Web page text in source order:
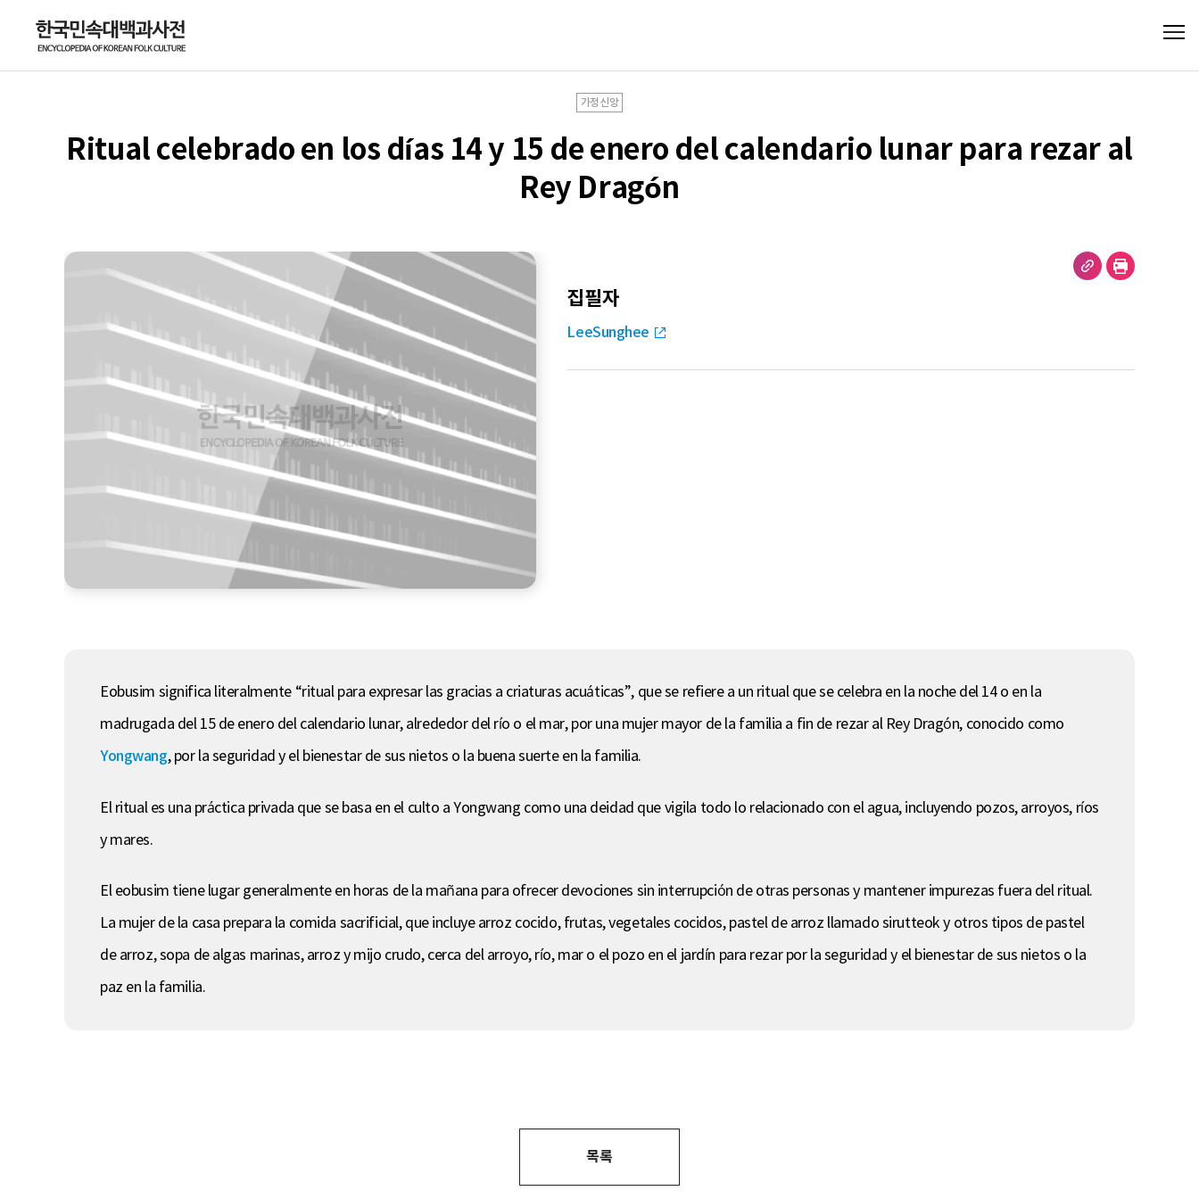
가정신앙
Ritual celebrado en los días 14 y 15 de enero del calendario lunar para rezar al
Rey Dragón
집필자
LeeSunghee
Eobusim significa literalmente “ritual para expresar las gracias a criaturas acuáticas”, que se refiere a un ritual que se celebra en la noche del 14 o en la
madrugada del 15 de enero del calendario lunar, alrededor del río o el mar, por una mujer mayor de la familia a fin de rezar al Rey Dragón, conocido como
Yongwang, por la seguridad y el bienestar de sus nietos o la buena suerte en la familia.
El ritual es una práctica privada que se basa en el culto a Yongwang como una deidad que vigila todo lo relacionado con el agua, incluyendo pozos, arroyos, ríos
y mares.
El eobusim tiene lugar generalmente en horas de la mañana para ofrecer devociones sin interrupción de otras personas y mantener impurezas fuera del ritual.
La mujer de la casa prepara la comida sacrificial, que incluye arroz cocido, frutas, vegetales cocidos, pastel de arroz llamado sirutteok y otros tipos de pastel
de arroz, sopa de algas marinas, arroz y mijo crudo, cerca del arroyo, río, mar o el pozo en el jardín para rezar por la seguridad y el bienestar de sus nietos o la
paz en la familia.
목록